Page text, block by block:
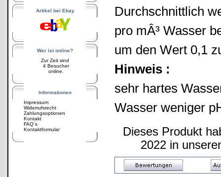
Artikel bei Ebay
Wer ist online?
Zur Zeit sind
4 Besucher
online.
Informationen
Impressum
Widerrufsrecht
Zahlungsoptionen
Kontakt
FAQ´s
Kontaktformular
Durchschnittlich
pro mÂ³ Wasser
um den Wert 0,1
Hinweis :
sehr hartes
Wasser weniger
Dieses Produkt
2022 in